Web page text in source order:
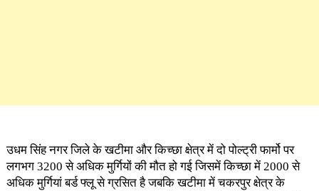
उधम सिंह नगर जिले के खटीमा और किच्छा क्षेत्र में दो पोल्ट्री फार्मो पर
लगभग 3200 से अधिक मुर्गियों की मौत हो गई जिसमें किच्छा में 2000 से
अधिक मुर्गियां बर्ड फ्लू से ग्रसित है जबकि खटीमा में चकरपुर क्षेत्र के